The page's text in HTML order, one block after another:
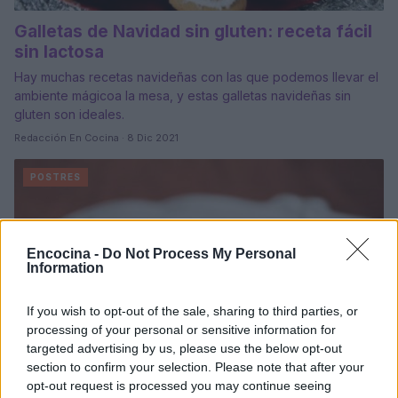
Encocina - Do Not Process My Personal
Information
If you wish to opt-out of the sale, sharing to third parties, or
processing of your personal or sensitive information for
targeted advertising by us, please use the below opt-out
section to confirm your selection. Please note that after your
opt-out request is processed you may continue seeing
Galletas de Navidad sin gluten: receta fácil
sin lactosa
Hay muchas recetas navideñas con las que podemos llevar el
ambiente mágicoa la mesa, y estas galletas navideñas sin
gluten son ideales.
Redacción En Cocina · 8 Dic 2021
POSTRES